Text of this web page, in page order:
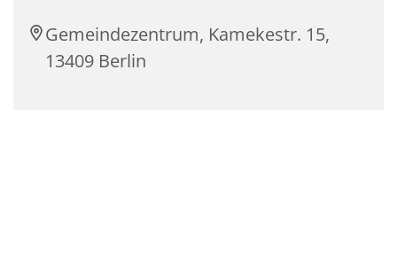
Gemeindezentrum, Kamekestr. 15,
13409 Berlin